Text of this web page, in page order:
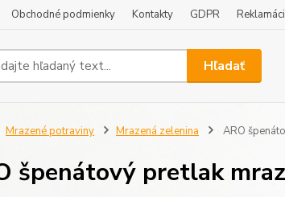
Obchodné podmienky Kontakty GDPR
Hľadať
Mrazené potraviny Mrazená zelenina ARO
špenátový pretlak